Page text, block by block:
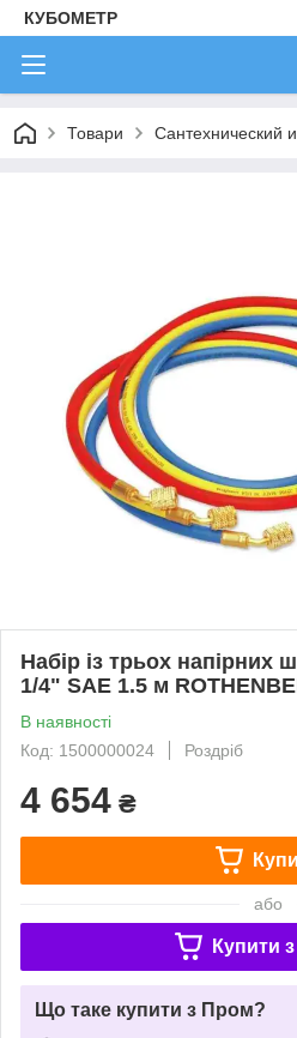
КУБОМЕТР
Товари Сантехнический
Набір із трьох напірних
1/4" SAE 1.5 м
В наявності
Код: 1500000024
Роздріб
4 654 ₴
або
Купити з
Що таке купити з Пром?